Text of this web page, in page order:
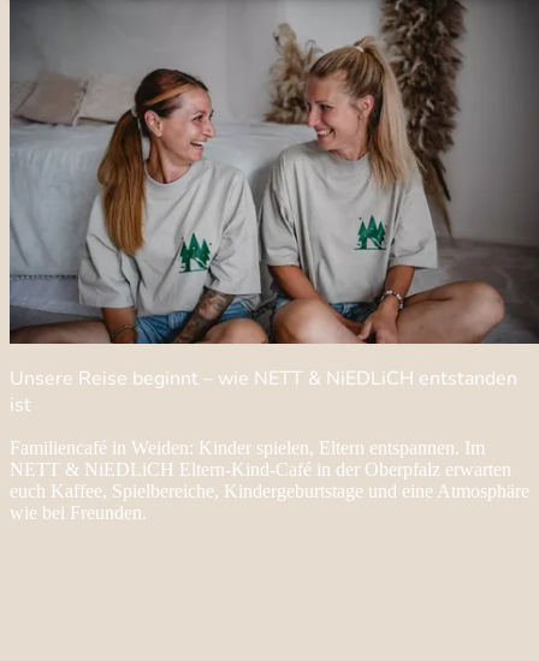
Unsere Reise beginnt – wie NETT & NiEDLiCH entstanden
ist
Familiencafé in Weiden: Kinder spielen, Eltern entspannen. Im
NETT & NiEDLiCH Eltern-Kind-Café in der Oberpfalz erwarten
euch Kaffee, Spielbereiche, Kindergeburtstage und eine Atmosphäre
wie bei Freunden.